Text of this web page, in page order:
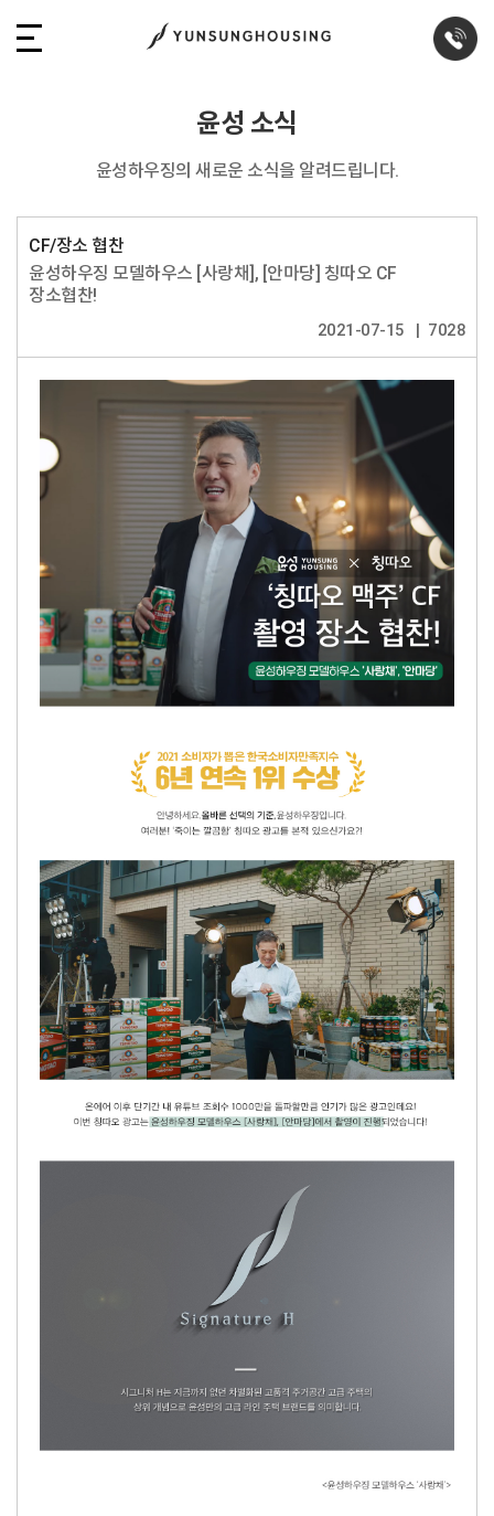
윤성 소식
윤성하우징의 새로운 소식을 알려드립니다.
CF/장소 협찬
윤성하우징 모델하우스 [사랑채], [안마당] 칭따오 CF
장소협찬!
2021-07-15 7028